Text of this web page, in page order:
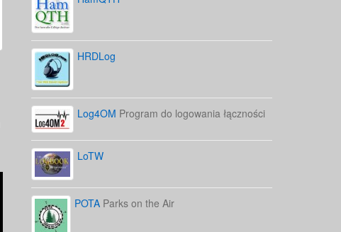
HRDLog
Log4OM Program do logowania łączności
LoTW
POTA Parks on the Air